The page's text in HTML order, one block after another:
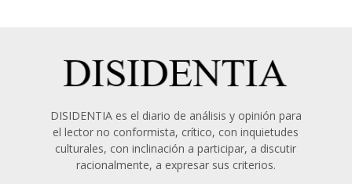
DISIDENTIA es el diario de análisis y opinión para
el lector no conformista, crítico, con inquietudes
culturales, con inclinación a participar, a discutir
racionalmente, a expresar sus criterios.